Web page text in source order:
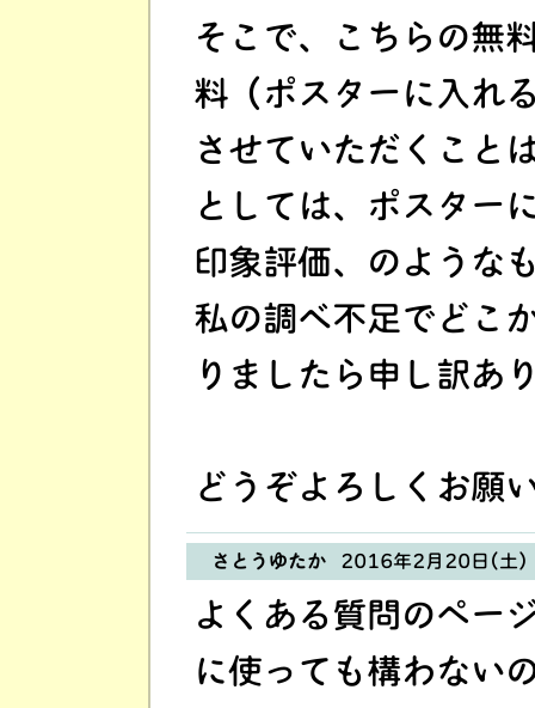
そこで、こちらの無
料（ポスターに入れ
させていただくこと
としては、ポスター
印象評価、のような
私の調べ不足でどこ
りましたら申し訳あ
どうぞよろしくお願
さとうゆたか 2016年2月20日(土
よくある質問のペー
に使っても構わない